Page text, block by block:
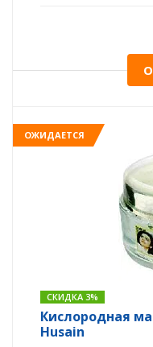
ОЖИДАЕТСЯ
СКИДКА 3%
Кислородная
Husain